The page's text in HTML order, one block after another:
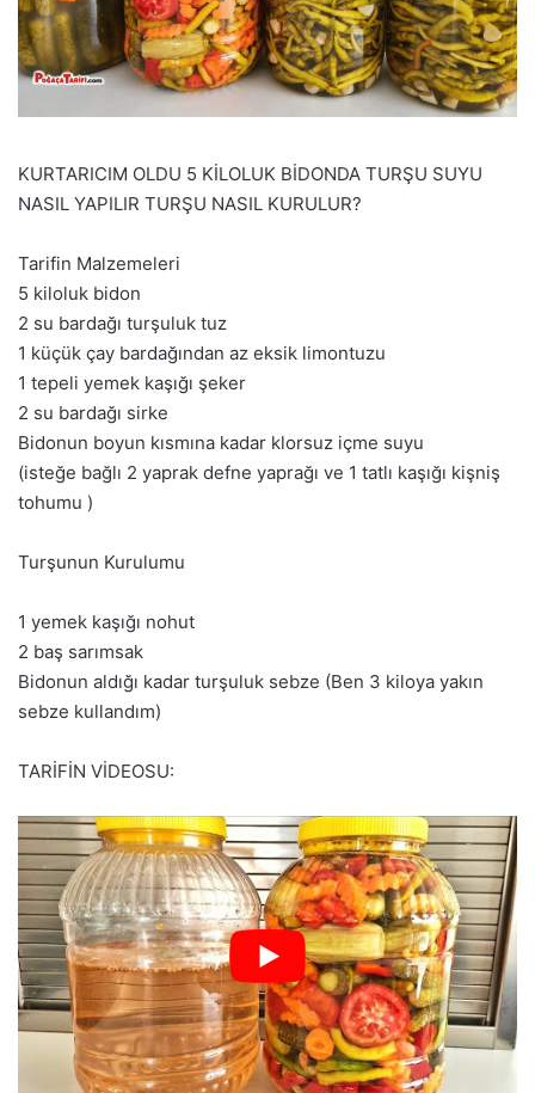
KURTARICIM OLDU 5 KİLOLUK BİDONDA TURŞU SUYU
NASIL YAPILIR TURŞU NASIL KURULUR?
Tarifin Malzemeleri
5 kiloluk bidon
2 su bardağı turşuluk tuz
1 küçük çay bardağından az eksik limontuzu
1 tepeli yemek kaşığı şeker
2 su bardağı sirke
Bidonun boyun kısmına kadar klorsuz içme suyu
(isteğe bağlı 2 yaprak defne yaprağı ve 1 tatlı kaşığı kişniş
tohumu )
Turşunun Kurulumu
1 yemek kaşığı nohut
2 baş sarımsak
Bidonun aldığı kadar turşuluk sebze (Ben 3 kiloya yakın
sebze kullandım)
TARİFİN VİDEOSU: